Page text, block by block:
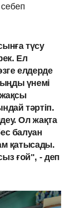
түсу
Ел
елдерде
үнемі
тәртіп.
Ол жақта
балуан
қатысады.
ғой", - деп